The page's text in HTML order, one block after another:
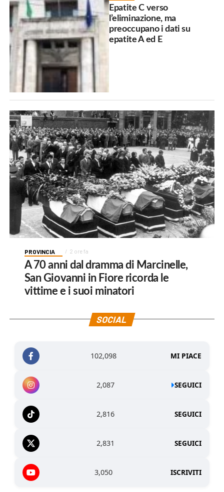
Epatite C verso
l’eliminazione, ma
preoccupano i dati su
epatite A ed E
PROVINCIA 2 ore fa
A 70 anni dal dramma di Marcinelle,
San Giovanni in Fiore ricorda le
vittime e i suoi minatori
SOCIAL
102,098 MI PIACE
2,087 SEGUICI
2,816 SEGUICI
2,831 SEGUICI
3,050 ISCRIVITI